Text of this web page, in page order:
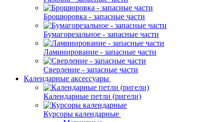
Брошюровка - запасные части
Бумагорезальное - запасные части
Ламинирование - запасные части
Сверление - запасные части
Календарные аксессуары
Календарные петли (ригели)
Курсоры календарные